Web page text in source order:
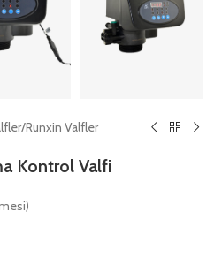
/Runxin Valfler
Kontrol Valfi